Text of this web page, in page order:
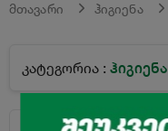
მთავარი ჰიგიენა
კატეგორია : ჰიგიენა